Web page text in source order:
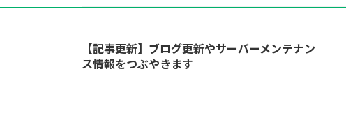
【記事更新】ブログ更新やサーバーメンテナン
ス情報をつぶやきます